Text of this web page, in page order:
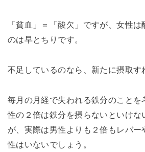
「貧血」＝「酸欠」ですが、女性
のは早とちりです。
不足しているのなら、新たに摂取す
毎月の月経で失われる鉄分のことを
性の２倍は鉄分を摂らないといけな
が、実際は男性よりも２倍もレバ
性はいないでしょう。